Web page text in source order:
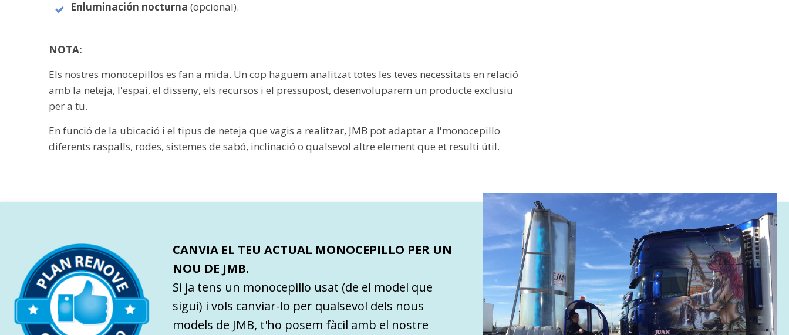
Enluminación nocturna (opcional).
NOTA:
Els nostres monocepillos es fan a mida. Un cop haguem analitzat totes les teves necessitats en relació
amb la neteja, l'espai, el disseny, els recursos i el pressupost, desenvoluparem un producte exclusiu
per a tu.
En funció de la ubicació i el tipus de neteja que vagis a realitzar, JMB pot adaptar a l'monocepillo
diferents raspalls, rodes, sistemes de sabó, inclinació o qualsevol altre element que et resulti útil.
CANVIA EL TEU ACTUAL MONOCEPILLO PER UN
NOU DE JMB.
Si ja tens un monocepillo usat (de el model que
sigui) i vols canviar-lo per qualsevol dels nous
models de JMB, t'ho posem fàcil amb el nostre